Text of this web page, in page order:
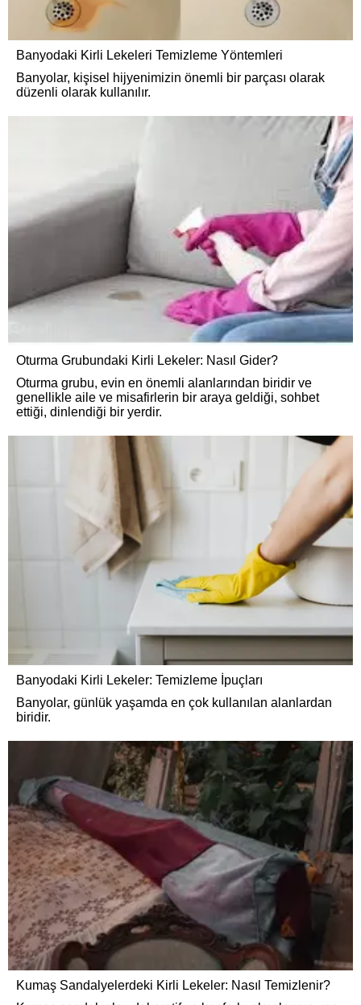
Banyodaki Kirli Lekeleri Temizleme Yöntemleri
Banyolar, kişisel hijyenimizin önemli bir parçası olarak
düzenli olarak kullanılır.
Oturma Grubundaki Kirli Lekeler: Nasıl Gider?
Oturma grubu, evin en önemli alanlarından biridir ve
genellikle aile ve misafirlerin bir araya geldiği, sohbet
ettiği, dinlendiği bir yerdir.
Banyodaki Kirli Lekeler: Temizleme İpuçları
Banyolar, günlük yaşamda en çok kullanılan alanlardan
biridir.
Kumaş Sandalyelerdeki Kirli Lekeler: Nasıl Temizlenir?